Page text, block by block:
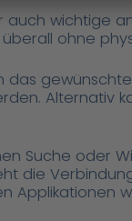
auch wichtige
ohne
das
Alternativ
Suche oder
die